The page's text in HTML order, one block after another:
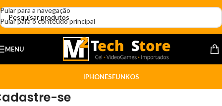
Pular para a navegação
Pular para o conteúdo principal
MENU
IPHONESFUNKOS
se